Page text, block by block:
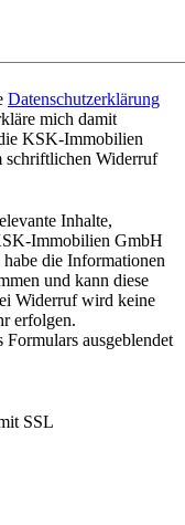
Datenschutzerklärung
mich damit
KSK-Immobilien
schriftlichen Widerruf
Inhalte,
Immobilien GmbH
die Informationen
und kann diese
Widerruf wird keine
erfolgen.
ausgeblendet